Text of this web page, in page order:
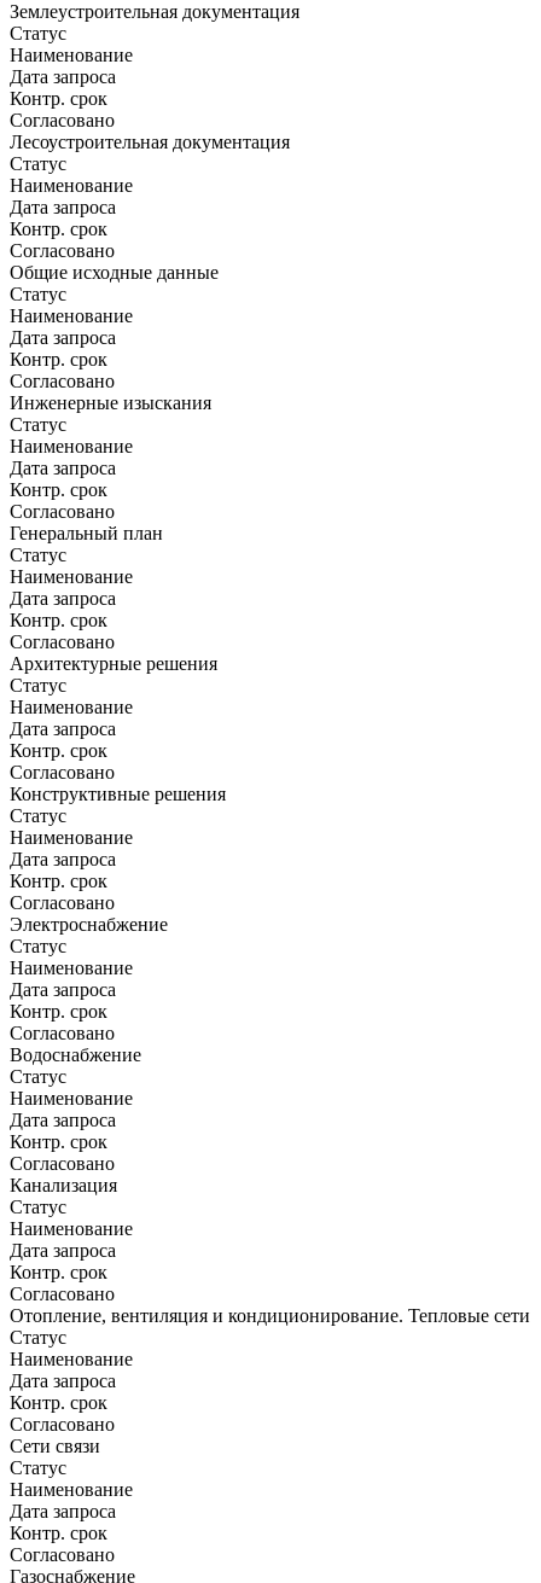
Землеустроительная документация
Статус
Наименование
Дата запроса
Контр. срок
Согласовано
Лесоустроительная документация
Статус
Наименование
Дата запроса
Контр. срок
Согласовано
Общие исходные данные
Статус
Наименование
Дата запроса
Контр. срок
Согласовано
Инженерные изыскания
Статус
Наименование
Дата запроса
Контр. срок
Согласовано
Генеральный план
Статус
Наименование
Дата запроса
Контр. срок
Согласовано
Архитектурные решения
Статус
Наименование
Дата запроса
Контр. срок
Согласовано
Конструктивные решения
Статус
Наименование
Дата запроса
Контр. срок
Согласовано
Электроснабжение
Статус
Наименование
Дата запроса
Контр. срок
Согласовано
Водоснабжение
Статус
Наименование
Дата запроса
Контр. срок
Согласовано
Канализация
Статус
Наименование
Дата запроса
Контр. срок
Согласовано
Отопление, вентиляция и кондиционирование. Тепловые сети
Статус
Наименование
Дата запроса
Контр. срок
Согласовано
Сети связи
Статус
Наименование
Дата запроса
Контр. срок
Согласовано
Газоснабжение